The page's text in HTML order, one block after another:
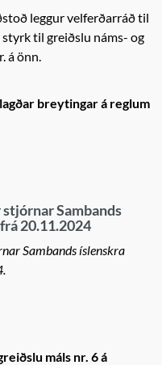
leggur velferðarráð til
til greiðslu náms- og
á önn.
breytingar á reglum
Sambands
20.11.2024
Sambands íslenskra
máls nr. 6 á